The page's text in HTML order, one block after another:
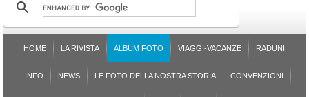
HOME LA RIVISTA ALBUM FOTO VIAGGI-VACANZE RADUNI
INFO NEWS LE FOTO DELLA NOSTRA STORIA CONVENZIONI